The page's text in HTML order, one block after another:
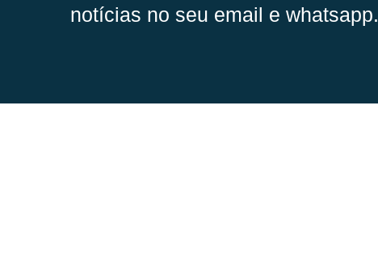
notícias no seu email e whatsapp.